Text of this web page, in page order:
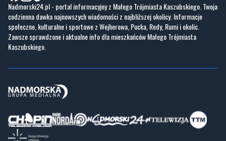
Nadmorski24.pl - portal informacyjny z Małego Trójmiasta Kaszubskiego. Twoja
codzienna dawka najnowszych wiadomości z najbliższej okolicy. Informacje
społeczne, kulturalne i sportowe z Wejherowa, Pucka, Redy, Rumi i okolic.
Zawsze sprawdzone i aktualne info dla mieszkańców Małego Trójmiasta
Kaszubskiego.